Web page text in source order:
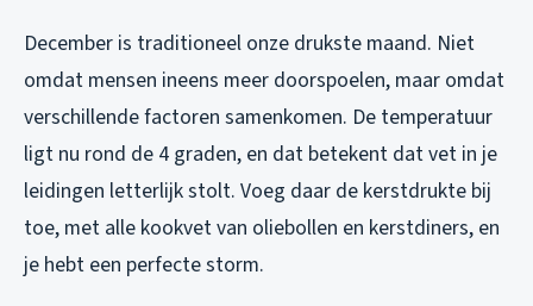
December is traditioneel onze drukste maand. Niet
omdat mensen ineens meer doorspoelen, maar omdat
verschillende factoren samenkomen. De temperatuur
ligt nu rond de 4 graden, en dat betekent dat vet in je
leidingen letterlijk stolt. Voeg daar de kerstdrukte bij
toe, met alle kookvet van oliebollen en kerstdiners, en
je hebt een perfecte storm.